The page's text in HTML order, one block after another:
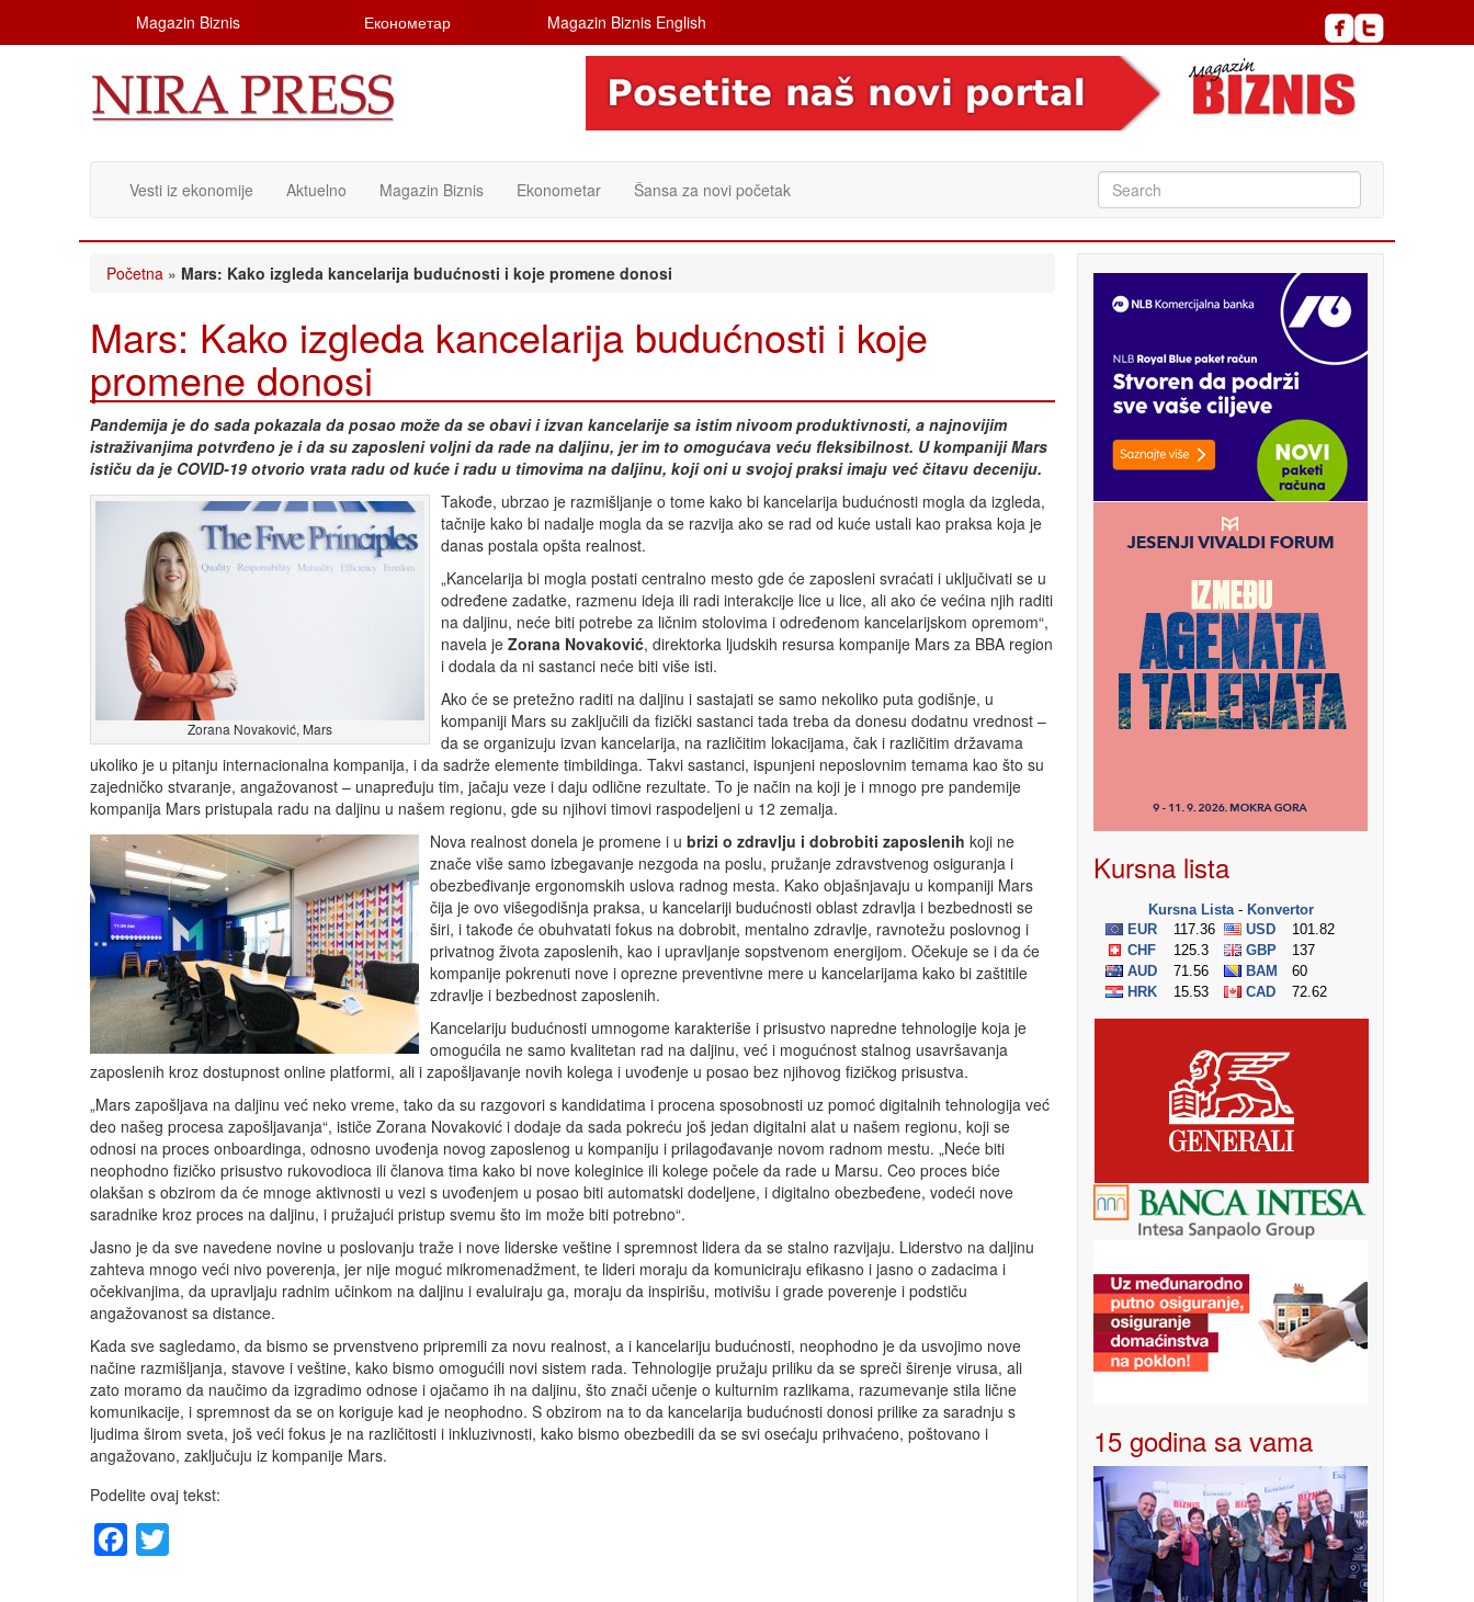
Magazin Biznis Економетар Magazin Biznis English
Vesti iz ekonomije Aktuelno Magazin Biznis Ekonometar Šansa za novi početak
Početna » Mars: Kako izgleda kancelarija budućnosti i koje promene donosi
Mars: Kako izgleda kancelarija budućnosti i koje
promene donosi
Pandemija je do sada pokazala da posao može da se obavi i izvan kancelarije sa istim nivoom produktivnosti, a najnovijim
istraživanjima potvrđeno je i da su zaposleni voljni da rade na daljinu, jer im to omogućava veću fleksibilnost. U kompaniji Mars
ističu da je COVID-19 otvorio vrata radu od kuće i radu u timovima na daljinu, koji oni u svojoj praksi imaju već čitavu deceniju.
Zorana Novaković, Mars
Takođe, ubrzao je razmišljanje o tome kako bi kancelarija budućnosti mogla da izgleda,
tačnije kako bi nadalje mogla da se razvija ako se rad od kuće ustali kao praksa koja je
danas postala opšta realnost.
„Kancelarija bi mogla postati centralno mesto gde će zaposleni svraćati i uključivati se u
određene zadatke, razmenu ideja ili radi interakcije lice u lice, ali ako će većina njih raditi
na daljinu, neće biti potrebe za ličnim stolovima i određenom kancelarijskom opremom“,
navela je Zorana Novaković, direktorka ljudskih resursa kompanije Mars za BBA region
i dodala da ni sastanci neće biti više isti.
Ako će se pretežno raditi na daljinu i sastajati se samo nekoliko puta godišnje, u
kompaniji Mars su zaključili da fizički sastanci tada treba da donesu dodatnu vrednost –
da se organizuju izvan kancelarija, na različitim lokacijama, čak i različitim državama
ukoliko je u pitanju internacionalna kompanija, i da sadrže elemente timbildinga. Takvi sastanci, ispunjeni neposlovnim temama kao što su
zajedničko stvaranje, angažovanost – unapređuju tim, jačaju veze i daju odlične rezultate. To je način na koji je i mnogo pre pandemije
kompanija Mars pristupala radu na daljinu u našem regionu, gde su njihovi timovi raspodeljeni u 12 zemalja.
Nova realnost donela je promene i u brizi o zdravlju i dobrobiti zaposlenih koji ne
znače više samo izbegavanje nezgoda na poslu, pružanje zdravstvenog osiguranja i
obezbeđivanje ergonomskih uslova radnog mesta. Kako objašnjavaju u kompaniji Mars
čija je ovo višegodišnja praksa, u kancelariji budućnosti oblast zdravlja i bezbednosti se
širi, i takođe će obuhvatati fokus na dobrobit, mentalno zdravlje, ravnotežu poslovnog i
privatnog života zaposlenih, kao i upravljanje sopstvenom energijom. Očekuje se i da će
kompanije pokrenuti nove i oprezne preventivne mere u kancelarijama kako bi zaštitile
zdravlje i bezbednost zaposlenih.
Kancelariju budućnosti umnogome karakteriše i prisustvo napredne tehnologije koja je
omogućila ne samo kvalitetan rad na daljinu, već i mogućnost stalnog usavršavanja
zaposlenih kroz dostupnost online platformi, ali i zapošljavanje novih kolega i uvođenje u posao bez njihovog fizičkog prisustva.
„Mars zapošljava na daljinu već neko vreme, tako da su razgovori s kandidatima i procena sposobnosti uz pomoć digitalnih tehnologija već
deo našeg procesa zapošljavanja“, ističe Zorana Novaković i dodaje da sada pokreću još jedan digitalni alat u našem regionu, koji se
odnosi na proces onboardinga, odnosno uvođenja novog zaposlenog u kompaniju i prilagođavanje novom radnom mestu. „Neće biti
neophodno fizičko prisustvo rukovodioca ili članova tima kako bi nove koleginice ili kolege počele da rade u Marsu. Ceo proces biće
olakšan s obzirom da će mnoge aktivnosti u vezi s uvođenjem u posao biti automatski dodeljene, i digitalno obezbeđene, vodeći nove
saradnike kroz proces na daljinu, i pružajući pristup svemu što im može biti potrebno“.
Jasno je da sve navedene novine u poslovanju traže i nove liderske veštine i spremnost lidera da se stalno razvijaju. Liderstvo na daljinu
zahteva mnogo veći nivo poverenja, jer nije moguć mikromenadžment, te lideri moraju da komuniciraju efikasno i jasno o zadacima i
očekivanjima, da upravljaju radnim učinkom na daljinu i evaluiraju ga, moraju da inspirišu, motivišu i grade poverenje i podstiču
angažovanost sa distance.
Kada sve sagledamo, da bismo se prvenstveno pripremili za novu realnost, a i kancelariju budućnosti, neophodno je da usvojimo nove
načine razmišljanja, stavove i veštine, kako bismo omogućili novi sistem rada. Tehnologije pružaju priliku da se spreči širenje virusa, ali
zato moramo da naučimo da izgradimo odnose i ojačamo ih na daljinu, što znači učenje o kulturnim razlikama, razumevanje stila lične
komunikacije, i spremnost da se on koriguje kad je neophodno. S obzirom na to da kancelarija budućnosti donosi prilike za saradnju s
ljudima širom sveta, još veći fokus je na različitosti i inkluzivnosti, kako bismo obezbedili da se svi osećaju prihvaćeno, poštovano i
angažovano, zaključuju iz kompanije Mars.
Podelite ovaj tekst:
Facebook
Kursna lista
15 godina sa vama